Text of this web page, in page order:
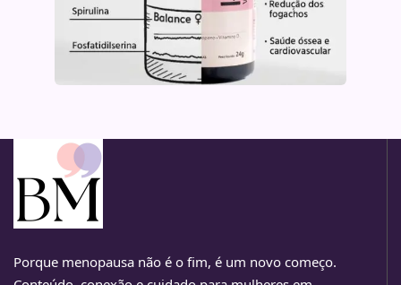
Porque menopausa não é o fim, é um novo começo.